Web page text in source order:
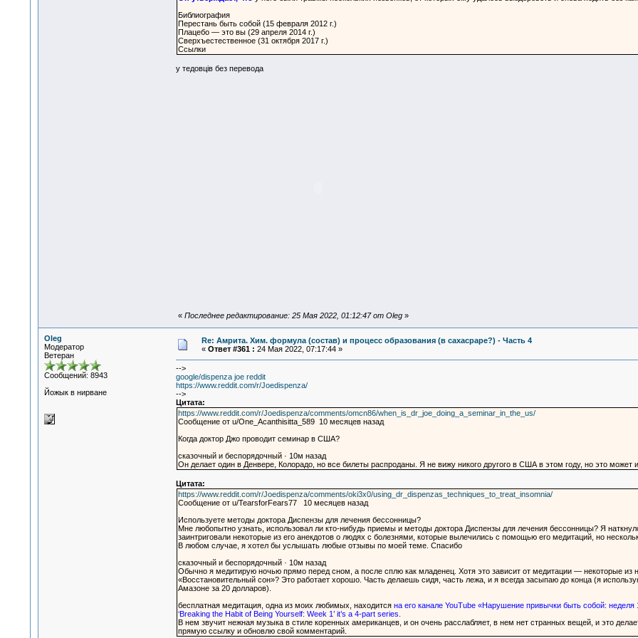
Библиография
Перестань быть собой (15 февраля 2012 г.)
Плацебо — это вы (29 апреля 2014 г.)
Сверхъестественное (31 октября 2017 г.)
Ссылки
у тедовцiв без перевода
« Последнее редактирование: 25 Мая 2022, 01:12:47 от Oleg»
Oleg
Модератор
Ветеран
Сообщений: 8943
Йожык в нирване
Re: Амрита. Хим. формула (состав) и процесс образования (в сахасраре?) - Часть 4
« Ответ #361 : 24 Мая 2022, 07:17:44 »
-->
google/dispenza joe reddit
https://www.reddit.com/r/Joedispenza/
-->
Цитата:
https://www.reddit.com/r/Joedispenza/comments/omcn86/when_is_dr_joe_doing_a_seminar_in_the_us/
Сообщение от u/One_Acanthisitta_589 10 месяцев назад
Когда доктор Джо проводит семинар в США?
сказочный и беспорядочный · 10м назад
Он делает один в Денвере, Колорадо, но все билеты распроданы. Я не вижу никого другого в США в этом году, но это может
Цитата:
https://www.reddit.com/r/Joedispenza/comments/oki3x0/using_dr_dispenzas_techniques_to_treat_insomnia/
Сообщение от u/TearsforFears77 10 месяцев назад
Используете методы доктора Диспензы для лечения бессонницы?
Мне любопытно узнать, использовал ли кто-нибудь приемы и методы доктора Диспензы для лечения бессонницы? Я
заинтриговали некоторые из его анекдотов о людях с болезнями, которые вылечились с помощью его медитаций, но
В любом случае, я хотел бы услышать любые отзывы по моей теме. Спасибо
сказочный и беспорядочный · 10м назад
Обычно я медитирую ночью прямо перед сном, а после сплю как младенец. Хотя это зависит от медитации — некоторые
«Восстановительный сон»? Это работает хорошо. Часть делаешь сидя, часть лежа, и я всегда засыпаю до конца (я
Амазоне за 20 долларов).
бесплатная медитация, одна из моих любимых, находится на его канале YouTube «Нарушение привычки быть собой: неделя
‘Breaking the Habit of Being Yourself: Week 1’ it’s a 4-part series.
В нем звучит нежная музыка в стиле коренных американцев, и он очень расслабляет, в нем нет странных вещей, и это
прямую ссылку и обновлю свой комментарий.